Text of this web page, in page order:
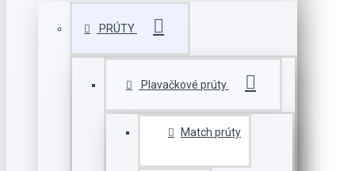
PRÚTY
Plavačkové prúty
Match prúty